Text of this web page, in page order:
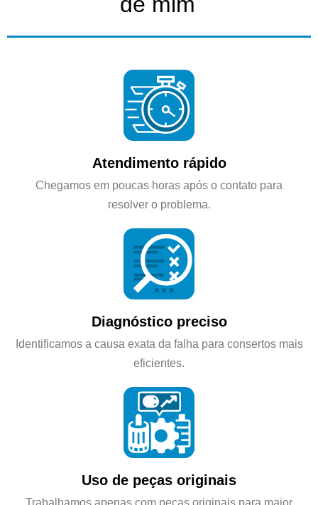
Atendimento rápido
Chegamos em poucas horas após o contato para
resolver o problema.
Diagnóstico preciso
Identificamos a causa exata da falha para consertos mais
eficientes.
Uso de peças originais
Trabalhamos apenas com peças originais para maior